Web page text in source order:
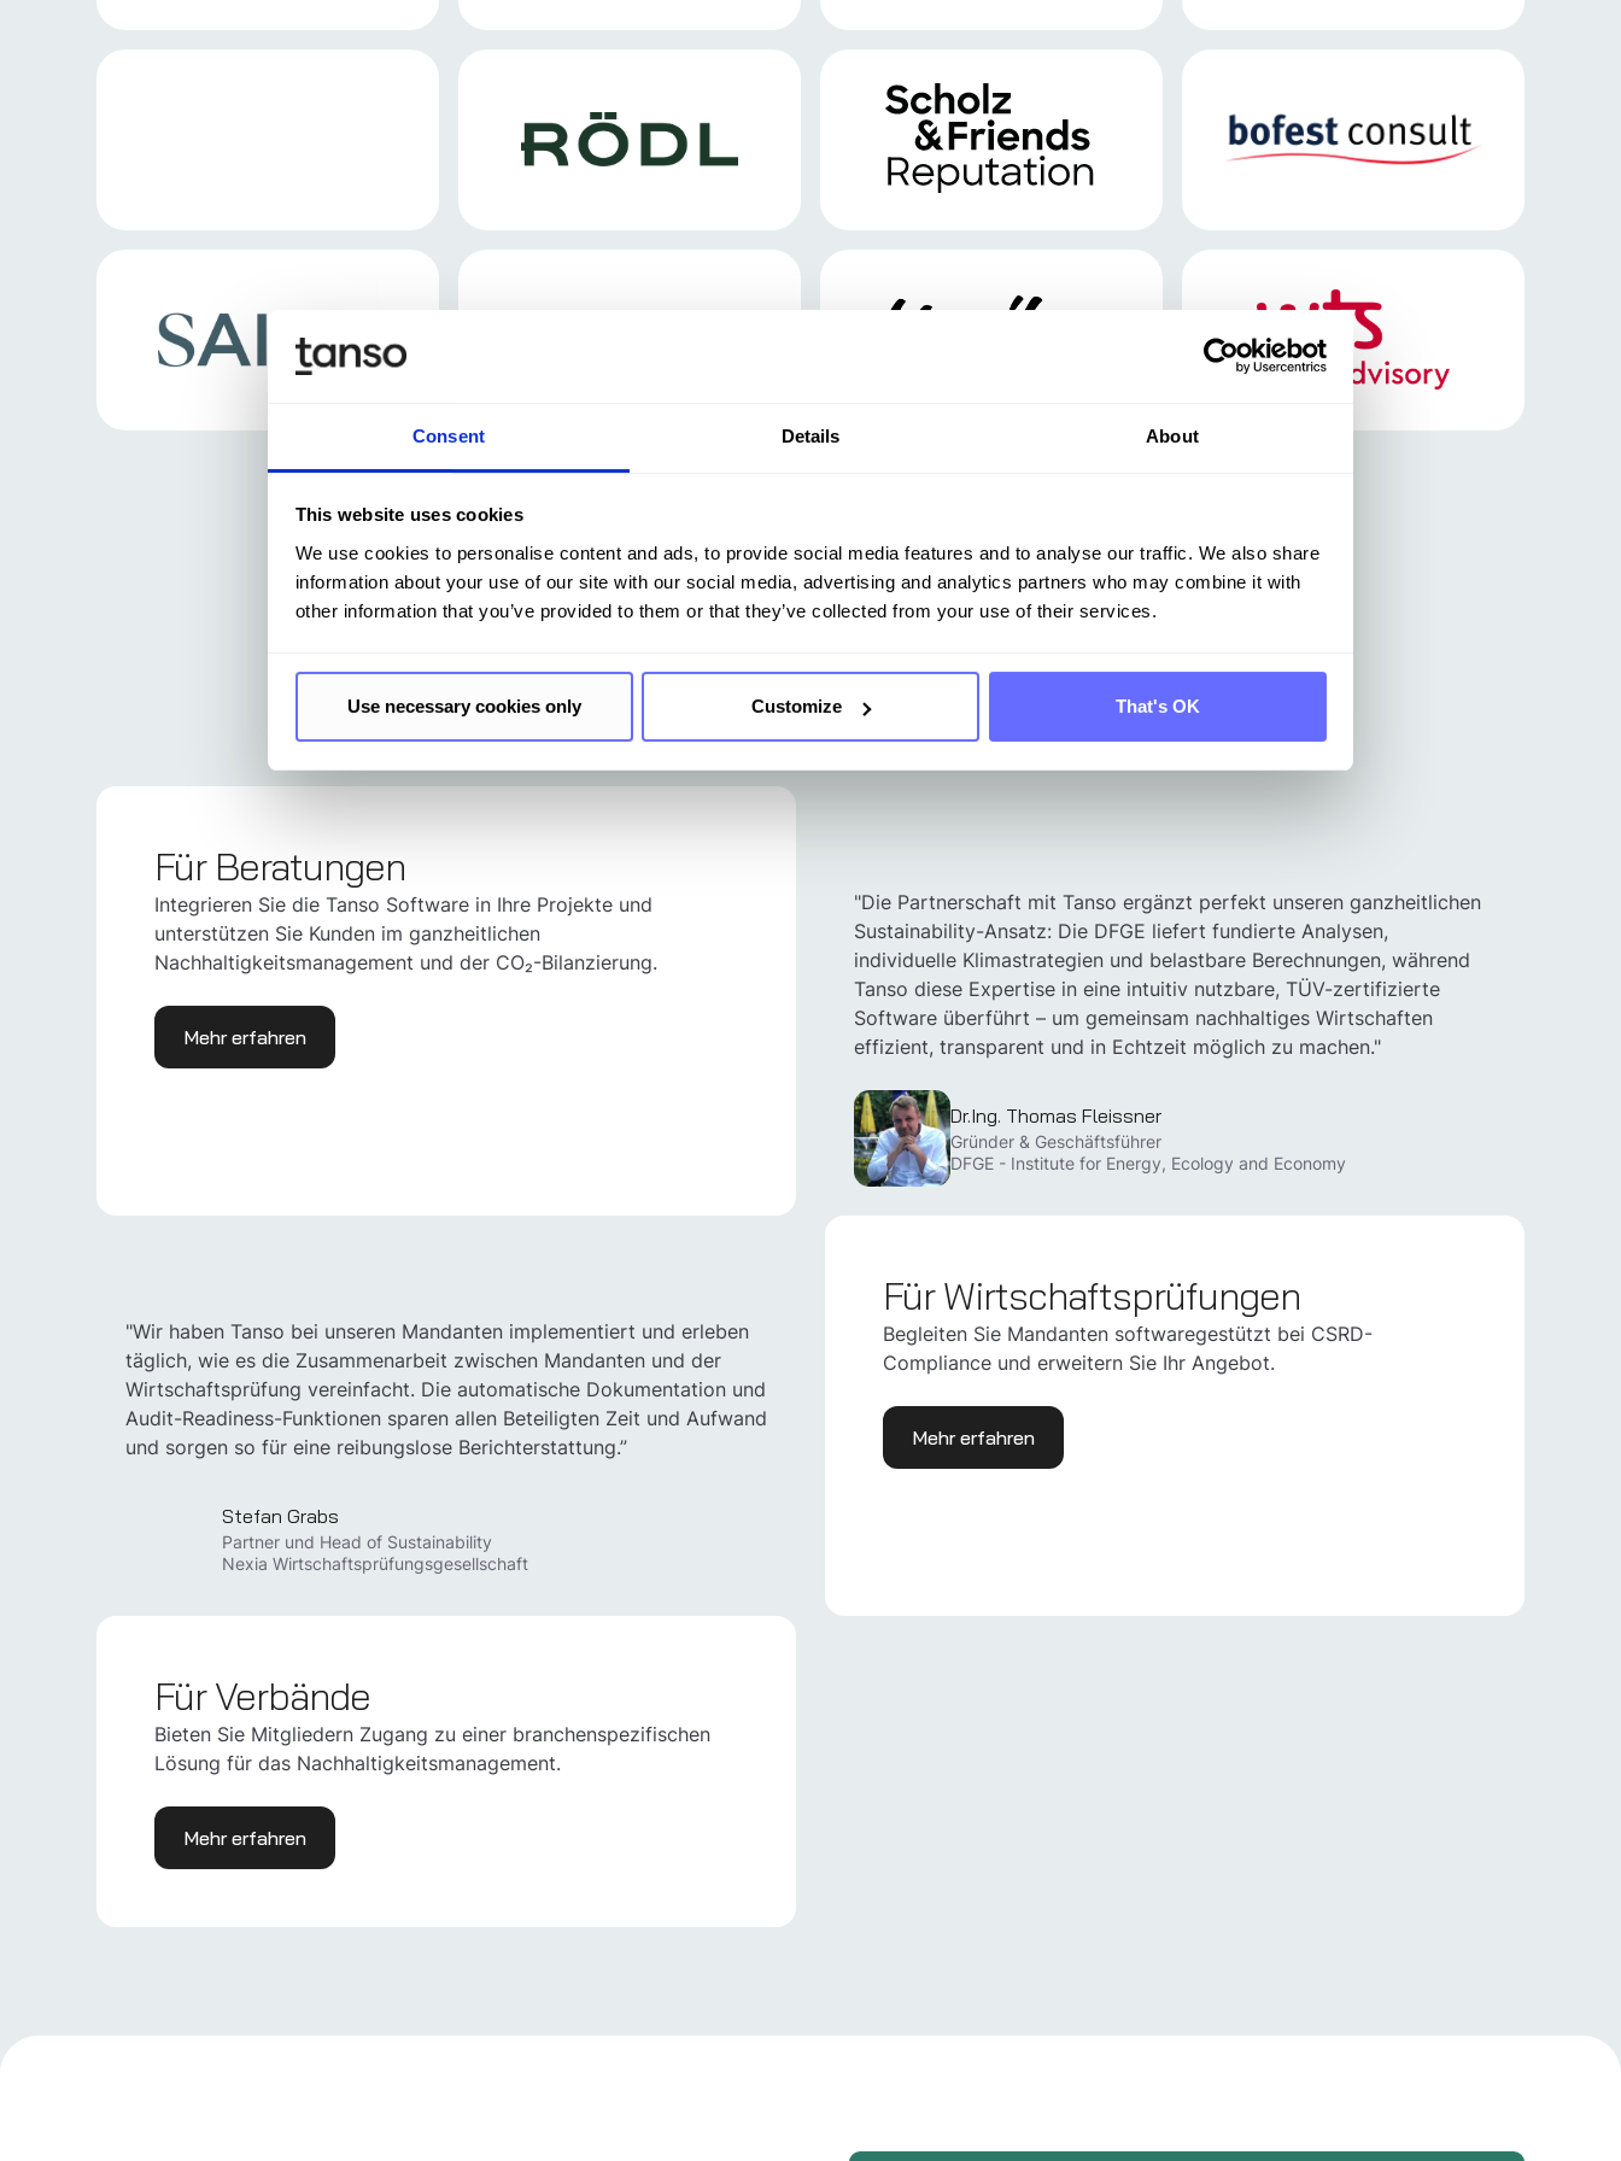
Consent Details About
This website uses cookies
We use cookies to personalise content and ads, to provide social media features and to analyse our traffic. We also share
information about your use of our site with our social media, advertising and analytics partners who may combine it with
other information that you’ve provided to them or that they’ve collected from your use of their services.
Use necessary cookies only Customize That's OK
Unsere Partnermodelle
Für Beratungen
Integrieren Sie die Tanso Software in Ihre Projekte und
unterstützen Sie Kunden im ganzheitlichen
Nachhaltigkeitsmanagement und der CO₂-Bilanzierung.
Mehr erfahren
"Die Partnerschaft mit Tanso ergänzt perfekt unseren ganzheitlichen
Sustainability-Ansatz: Die DFGE liefert fundierte Analysen,
individuelle Klimastrategien und belastbare Berechnungen, während
Tanso diese Expertise in eine intuitiv nutzbare, TÜV-zertifizierte
Software überführt – um gemeinsam nachhaltiges Wirtschaften
effizient, transparent und in Echtzeit möglich zu machen."
Dr.Ing. Thomas Fleissner
Gründer & Geschäftsführer
DFGE - Institute for Energy, Ecology and Economy
"Wir haben Tanso bei unseren Mandanten implementiert und erleben
täglich, wie es die Zusammenarbeit zwischen Mandanten und der
Wirtschaftsprüfung vereinfacht. Die automatische Dokumentation und
Audit-Readiness-Funktionen sparen allen Beteiligten Zeit und Aufwand
und sorgen so für eine reibungslose Berichterstattung.”
Stefan Grabs
Partner und Head of Sustainability
Nexia Wirtschaftsprüfungsgesellschaft
Für Wirtschaftsprüfungen
Begleiten Sie Mandanten softwaregestützt bei CSRD-
Compliance und erweitern Sie Ihr Angebot.
Mehr erfahren
Für Verbände
Bieten Sie Mitgliedern Zugang zu einer branchenspezifischen
Lösung für das Nachhaltigkeitsmanagement.
Mehr erfahren